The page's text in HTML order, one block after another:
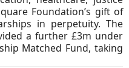
Foundation’s gift of
in perpetuity. The
a further £3m under
Matched Fund, taking